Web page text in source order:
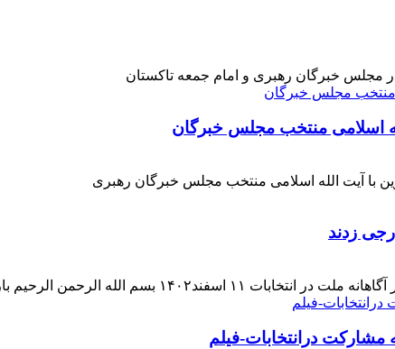
مجلس خبرگان رهبری و امام جمعه تاکستان
اسلامی منتخب مجلس‌ خبرگان
با آیت الله اسلامی منتخب مجلس خبرگان رهبری
زدند
الرحیم بار دیگر حضور حماسی [ ... ]
درانتخابات-فیلم